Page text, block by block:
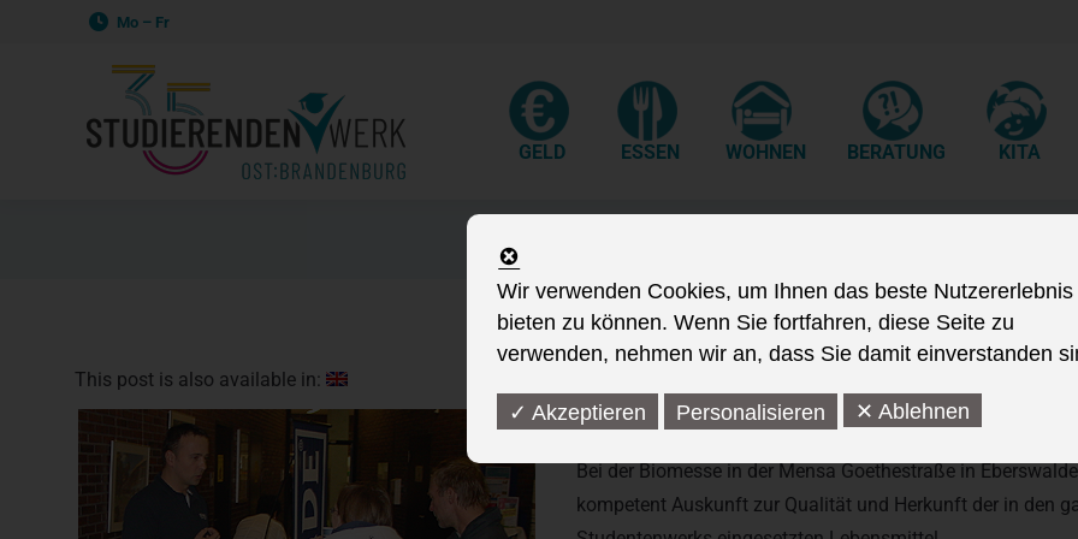
Mo – Fr
GELD ESSEN WOHNEN BERATUNG KITA
This post is also available in:
18.11.08
Bei der Biomesse in der Mensa Goethestraße in
kompetent Auskunft zur Qualität und Herkunft der in den
Wir verwenden Cookies, um Ihnen das beste Nutzererlebnis
bieten zu können. Wenn Sie fortfahren, diese Seite zu
verwenden, nehmen wir an, dass Sie damit einverstanden
✓ Akzeptieren Personalisieren ✕ Ablehnen